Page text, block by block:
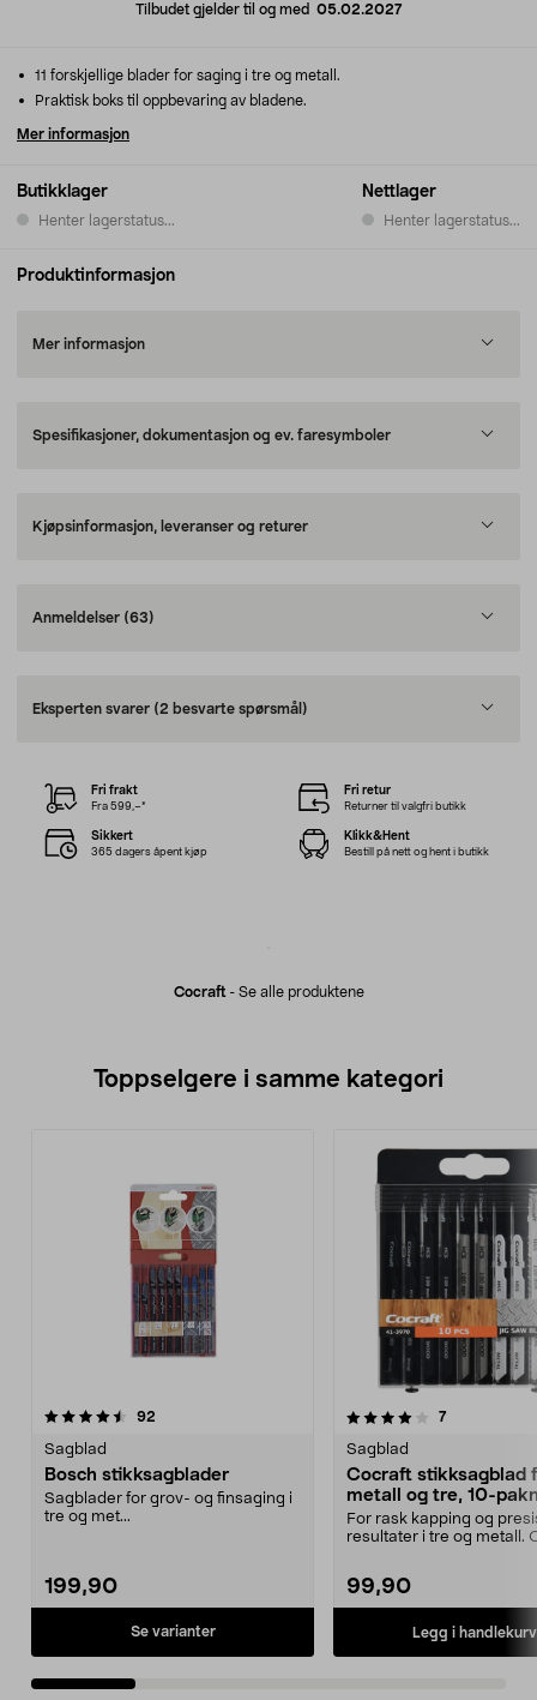
Tilbudet gjelder til og med 05.02.2027
Butikklager
Henter lagerstatus...
Nettlager
Henter lagerstatus...
11 forskjellige blader for saging i tre og metall.
Praktisk boks til oppbevaring av bladene.
Mer informasjon
Produktinformasjon
Mer informasjon
Spesifikasjoner, dokumentasjon og ev. faresymboler
Kjøpsinformasjon, leveranser og returer
Anmeldelser (63)
Eksperten svarer (2 besvarte spørsmål)
Cocraft- Se alle produktene
Fri frakt
Fra 599,–*
Fri retur
Returner til valgfri butikk
Sikkert
365 dagers åpent kjøp
Klikk&Hent
Bestill på nett og hent i butikk
Toppselgere i samme kategori
92
Sagblad
Bosch stikksagblader
Sagblader for grov- og finsaging i
tre og met...
199,90
Se varianter
4.0 av 5 stjerner 7anmeldelser
Sagblad
Cocraft stikksagblad
metall og tre, 10-
For rask kapping og
resultater i tre og metall.
99,90
Legg i handlekurv
4.5 av 5 stjerner